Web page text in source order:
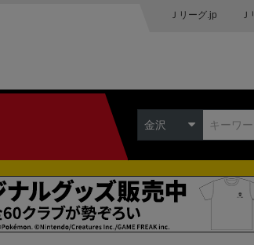
Ｊリーグ.jp
金沢